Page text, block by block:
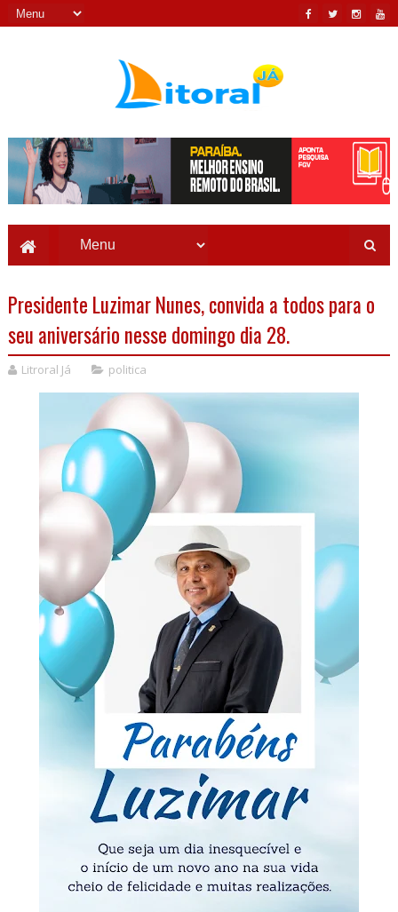
Presidente Luzimar Nunes, convida a todos para o
seu aniversário nesse domingo dia 28.
Litroral Já politica